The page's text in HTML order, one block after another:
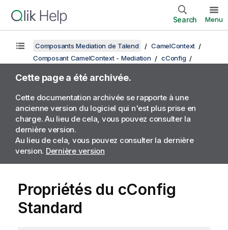
Search Menu
Composants Mediation de Talend
CamelContext
Composant CamelContext - Mediation
cConfig
Cette page a été archivée.
Cette documentation archivée se rapporte à une
ancienne version du logiciel qui n'est plus prise en
charge. Au lieu de cela, vous pouvez consulter la
dernière version.
Au lieu de cela, vous pouvez consulter la dernière
version. Dernière version
Propriétés du cConfig
Standard